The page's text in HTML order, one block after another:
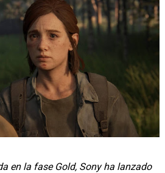
en la fase Gold, Sony ha lanzado